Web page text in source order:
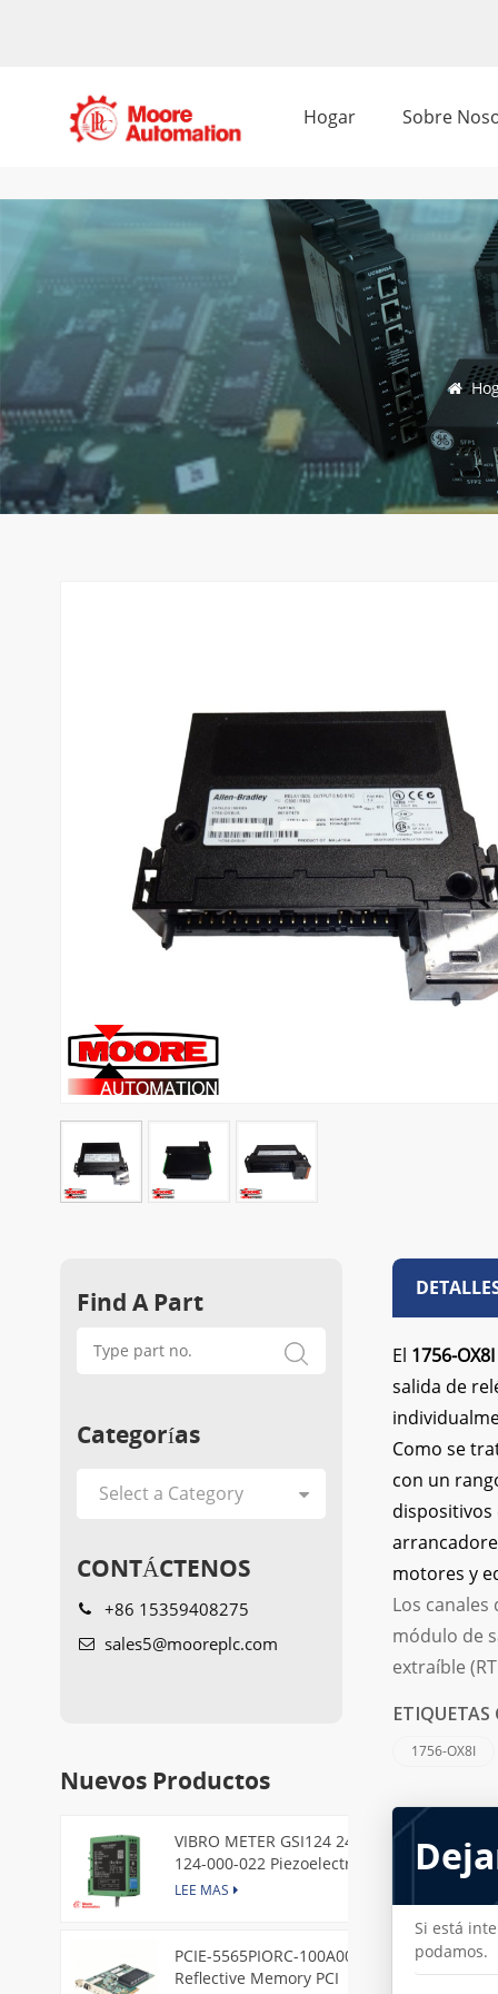
Hogar Sobre
El 1756-OX8I
salida de
Como se
con un
dispositivos
motores y
Los
módulo de
extraíble
ETIQUETAS
1756-OX8I
Si está
podamos.
Find A Part
Categorías
CONTÁCTENOS
+86 15359408275
sales5@mooreplc.com
Nuevos Productos
VIBRO METER GSI124 244-
124-000-022 Piezoelectric
Pressure Transducer
LEE MAS
PCIE-5565PIORC-100A00
Reflective Memory PCI